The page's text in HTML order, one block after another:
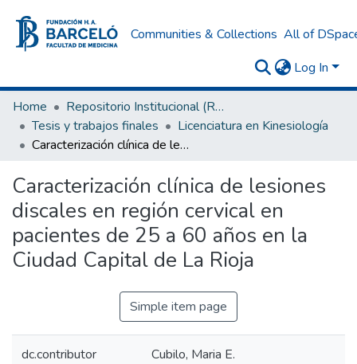
Communities & Collections All of
Log In
Home
Repositorio Institucional (RI) del Instituto Universitario de Ciencias de la Salud Fundación H. A. Barceló
Tesis y trabajos finales
Licenciatura en Kinesiología
Caracterización clínica de lesiones discales en región cervical en pacientes de 25 a 60 años en la Ciudad Capital de La Rioja
Caracterización clínica de lesiones
discales en región cervical en
pacientes de 25 a 60 años en la
Ciudad Capital de La Rioja
Simple item page
dc.contributor Cubilo, Maria E.